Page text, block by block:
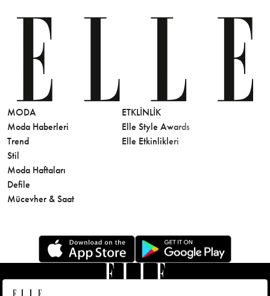
MODA
Moda Haberleri
Trend
Stil
Moda Haftaları
Defile
Mücevher & Saat
ETKLINLIK
Elle Style Awards
Elle Etkinlikleri